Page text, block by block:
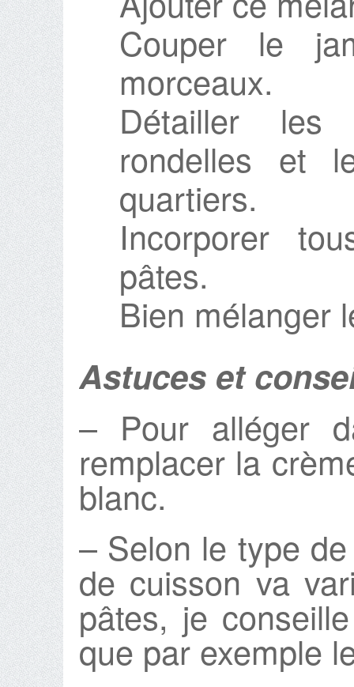
Couper le
morceaux.
Détailler les
rondelles et
quartiers.
Incorporer
pâtes.
Bien mélanger
Astuces et
– Pour alléger
remplacer la
blanc.
– Selon le type
de cuisson va
pâtes, je
que par exemple